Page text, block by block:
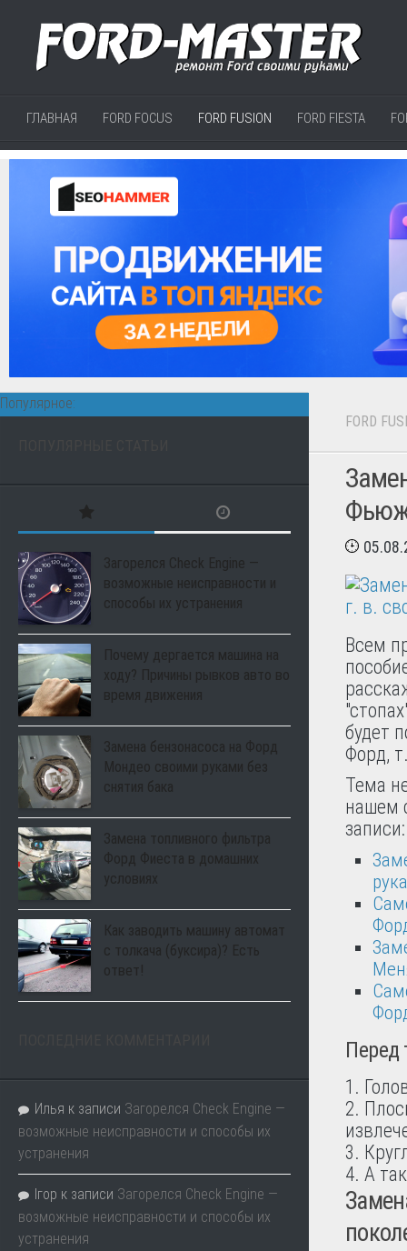
ГЛАВНАЯ FORD FOCUS FORD FUSION FORD FIESTA
FORD
Всем
будет
Форд,
Тема
нашем
записи:
Перед
А
Популярное:
Загорелся Check Engine —
возможные неисправности и
способы их устранения
Почему дергается машина на
ходу? Причины рывков авто во
время движения
Замена бензонасоса на Форд
Мондео своими руками без
снятия бака
Замена топливного фильтра
Форд Фиеста в домашних
условиях
Как заводить машину автомат
с толкача (буксира)? Есть
ответ!
Илья к записи Загорелся Check Engine —
возможные неисправности и способы их
устранения
Ігор к записи Загорелся Check Engine —
возможные неисправности и способы их
устранения